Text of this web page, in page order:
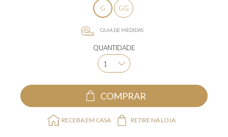
G
GG
GUIA DE MEDIDAS
QUANTIDADE
COMPRAR
RECEBA EM CASA RETIRE NA LOJA